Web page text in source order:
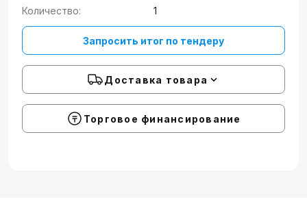
Количество:
1
Запросить итог по тендеру
Доставка товара
Торговое финансирование